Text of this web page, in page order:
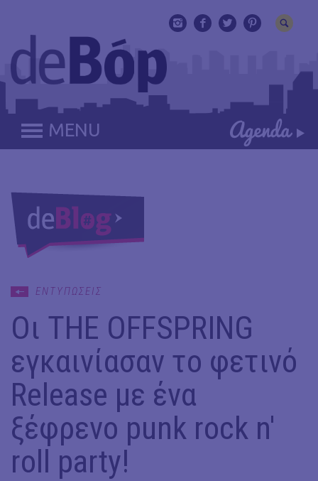
MENU
ΕΝΤΥΠΩΣΕΙΣ
Οι THE OFFSPRING
εγκαινίασαν το φετινό
Release με ένα
ξέφρενο punk rock n'
roll party!